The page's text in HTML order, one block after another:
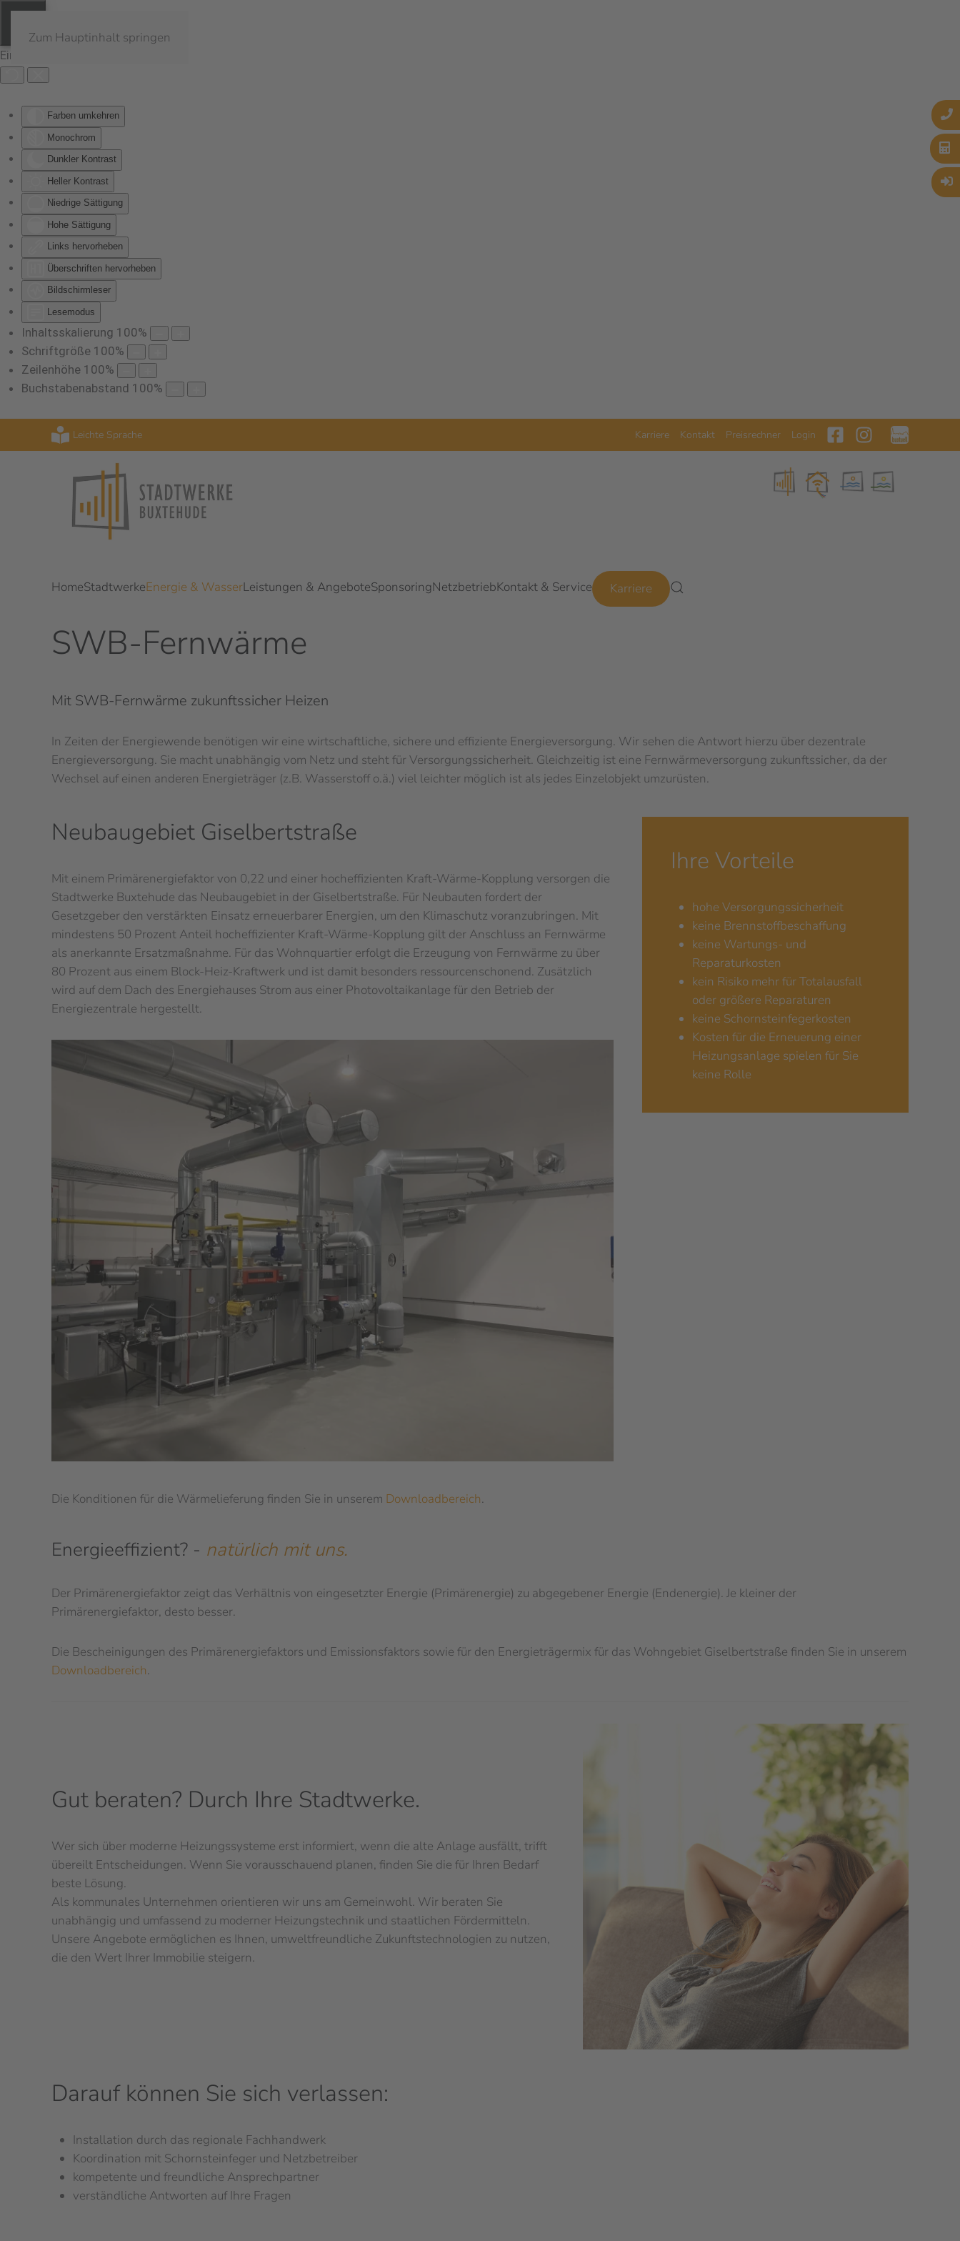
Eingabehilfen öffnen
Farben umkehren
Monochrom
Dunkler Kontrast
Heller Kontrast
Niedrige Sättigung
Hohe Sättigung
Links hervorheben
Überschriften hervorheben
Bildschirmleser
Lesemodus
Inhaltsskalierung 100%
Schriftgröße 100%
Zeilenhöhe 100%
Buchstabenabstand 100%
Zum Hauptinhalt springen
Leichte Sprache Karriere Kontakt Preisrechner Login
HomeStadtwerkeEnergie & WasserLeistungen & AngeboteSponsoringNetzbetriebKontakt & Service Karriere
SWB-Fernwärme
Mit SWB-Fernwärme zukunftssicher Heizen
In Zeiten der Energiewende benötigen wir eine wirtschaftliche, sichere und effiziente Energieversorgung. Wir sehen die Antwort hierzu über dezentrale
Energieversorgung. Sie macht unabhängig vom Netz und steht für Versorgungssicherheit. Gleichzeitig ist eine Fernwärmeversorgung zukunftssicher, da der
Wechsel auf einen anderen Energieträger (z.B. Wasserstoff o.ä.) viel leichter möglich ist als jedes Einzelobjekt umzurüsten.
Neubaugebiet Giselbertstraße
Mit einem Primärenergiefaktor von 0,22 und einer hocheffizienten Kraft-Wärme-Kopplung versorgen die
Stadtwerke Buxtehude das Neubaugebiet in der Giselbertstraße. Für Neubauten fordert der
Gesetzgeber den verstärkten Einsatz erneuerbarer Energien, um den Klimaschutz voranzubringen. Mit
mindestens 50 Prozent Anteil hocheffizienter Kraft-Wärme-Kopplung gilt der Anschluss an Fernwärme
als anerkannte Ersatzmaßnahme. Für das Wohnquartier erfolgt die Erzeugung von Fernwärme zu über
80 Prozent aus einem Block-Heiz-Kraftwerk und ist damit besonders ressourcenschonend. Zusätzlich
wird auf dem Dach des Energiehauses Strom aus einer Photovoltaikanlage für den Betrieb der
Energiezentrale hergestellt.
Ihre Vorteile
hohe Versorgungssicherheit
keine Brennstoffbeschaffung
keine Wartungs- und
Reparaturkosten
kein Risiko mehr für Totalausfall
oder größere Reparaturen
keine Schornsteinfegerkosten
Kosten für die Erneuerung einer
Heizungsanlage spielen für Sie
keine Rolle
Die Konditionen für die Wärmelieferung finden Sie in unserem Downloadbereich.
Energieeffizient? - natürlich mit uns.
Der Primärenergiefaktor zeigt das Verhältnis von eingesetzter Energie (Primärenergie) zu abgegebener Energie (Endenergie). Je kleiner der
Primärenergiefaktor, desto besser.
Die Bescheinigungen des Primärenergiefaktors und Emissionsfaktors sowie für den Energieträgermix für das Wohngebiet Giselbertstraße finden Sie in unserem
Downloadbereich.
Gut beraten? Durch Ihre Stadtwerke.
Wer sich über moderne Heizungssysteme erst informiert, wenn die alte Anlage ausfällt, trifft
übereilt Entscheidungen. Wenn Sie vorausschauend planen, finden Sie die für Ihren Bedarf
beste Lösung.
Als kommunales Unternehmen orientieren wir uns am Gemeinwohl. Wir beraten Sie
unabhängig und umfassend zu moderner Heizungstechnik und staatlichen Fördermitteln.
Unsere Angebote ermöglichen es Ihnen, umweltfreundliche Zukunftstechnologien zu nutzen,
die den Wert Ihrer Immobilie steigern.
Darauf können Sie sich verlassen:
Installation durch das regionale Fachhandwerk
Koordination mit Schornsteinfeger und Netzbetreiber
kompetente und freundliche Ansprechpartner
verständliche Antworten auf Ihre Fragen